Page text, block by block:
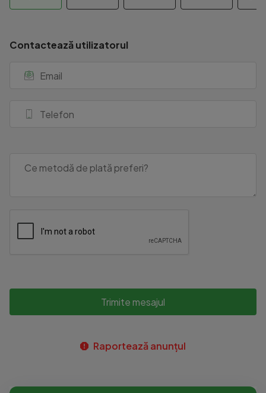
Contactează utilizatorul
Trimite mesajul
Raportează anunțul